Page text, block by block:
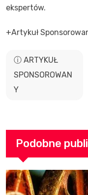
ekspertów.
+Artykuł
ⓘ ARTYKUŁ
SPONSOROWAN
Y
Podobne